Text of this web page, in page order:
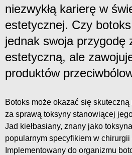
niezwykłą karierę w
estetycznej. Czy
jednak swoja przygodę
estetyczną, ale
produktów
Botoks może okazać się
za sprawą toksyny stanowiącej
Jad kiełbasiany, znany jako
popularnym specyfikiem w chirurgii
Implementowany do organizmu